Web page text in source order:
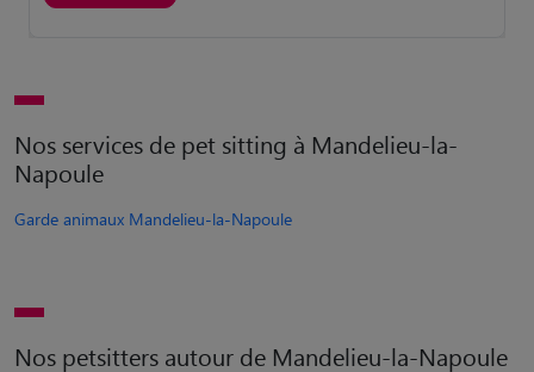
Nos services de pet sitting à Mandelieu-la-
Napoule
Garde animaux Mandelieu-la-Napoule
Nos petsitters autour de Mandelieu-la-Napoule